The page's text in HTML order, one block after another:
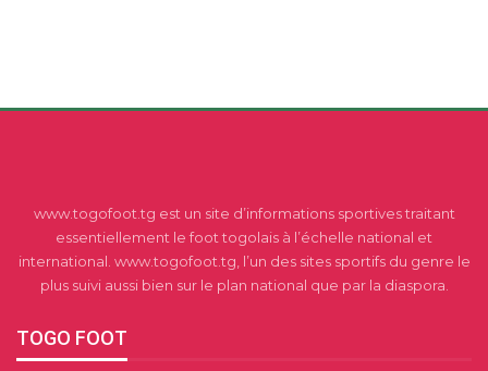
www.togofoot.tg est un site d’informations sportives traitant
essentiellement le foot togolais à l’échelle national et
international. www.togofoot.tg, l’un des sites sportifs du genre le
plus suivi aussi bien sur le plan national que par la diaspora.
TOGO FOOT